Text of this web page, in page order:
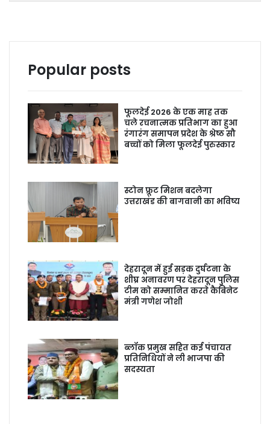
Popular posts
फूलदेई 2026 के एक माह तक
चले रचनात्मक प्रतिभाग का हुआ
रंगारंग समापन प्रदेश के श्रेष्ठ सौ
बच्चों को मिला फूलदेई पुरुस्कार
स्टोन फ्रूट मिशन बदलेगा
उत्तराखंड की बागवानी का भविष्य
देहरादून में हुई सड़क दुर्घटना के
शीघ्र अनावरण पर देहरादून पुलिस
टीम को सम्मानित करते कैबिनेट
मंत्री गणेश जोशी
ब्लॉक प्रमुख सहित कई पंचायत
प्रतिनिधियों ने ली भाजपा की
सदस्यता